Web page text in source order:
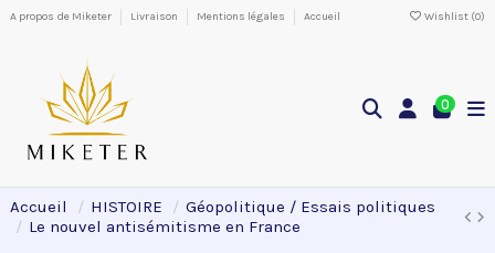
A propos de Miketer Livraison Mentions légales Accueil Wishlist (0)
0
Accueil HISTOIRE
Géopolitique / Essais politiques
Le nouvel antisémitisme en France